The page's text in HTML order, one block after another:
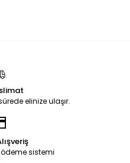
elinize ulaşır.
sistemi